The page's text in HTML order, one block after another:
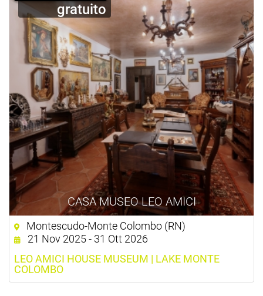
CASA MUSEO LEO AMICI
gratuito
Montescudo-Monte Colombo (RN)
21 Nov 2025 - 31 Ott 2026
LEO AMICI HOUSE MUSEUM | LAKE MONTE
COLOMBO